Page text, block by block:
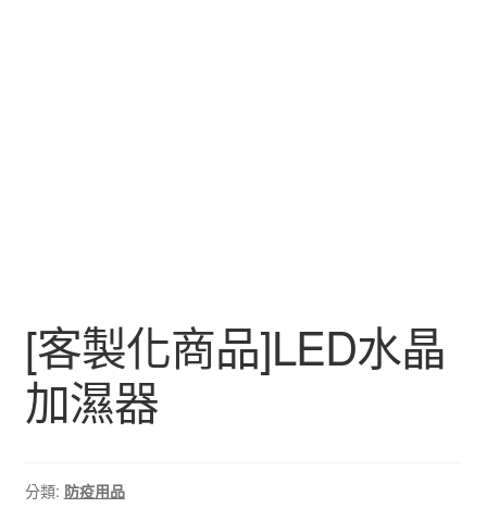
[客製化商品]LED水晶
加濕器
分類: 防疫用品